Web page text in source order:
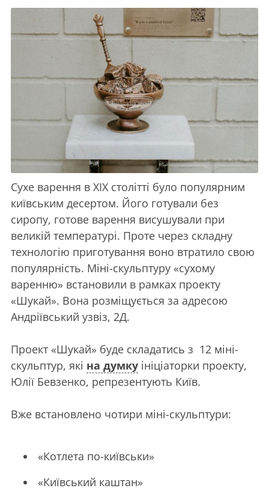
Сухе варення в ХІХ столітті було популярним
київським десертом. Його готували без
сиропу, готове варення висушували при
великій температурі. Проте через складну
технологію приготування воно втратило свою
популярність. Міні-скульптуру «сухому
варенню» встановили в рамках проекту
«Шукай». Вона розміщується за адресою
Андріївський узвіз, 2Д.
Проект «Шукай» буде складатись з 12 міні-
скульптур, які на думку ініціаторки проекту,
Юлії Бевзенко, репрезентують Київ.
Вже встановлено чотири міні-скульптури:
«Котлета по-київськи»
«Київський каштан»